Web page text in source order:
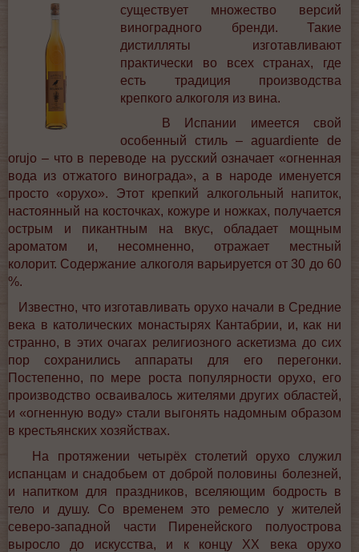
существует множество версий
виноградного бренди. Такие
дистилляты изготавливают
практически во всех странах, где
есть традиция производства
крепкого алкоголя из вина.
В Испании имеется свой
особенный стиль – aguardiente de
orujo – что в переводе на русский означает «огненная
вода из отжатого винограда», а в народе именуется
просто «орухо». Этот крепкий алкогольный напиток,
настоянный на косточках, кожуре и ножках, получается
острым и пикантным на вкус, обладает мощным
ароматом и, несомненно, отражает местный
колорит. Содержание алкоголя варьируется от 30 до 60
%.
Известно, что изготавливать орухо начали в Средние
века в католических монастырях Кантабрии, и, как ни
странно, в этих очагах религиозного аскетизма до сих
пор сохранились аппараты для его перегонки.
Постепенно, по мере роста популярности орухо, его
производство осваивалось жителями других областей,
и «огненную воду» стали выгонять надомным образом
в крестьянских хозяйствах.
На протяжении четырёх столетий орухо служил
испанцам и снадобьем от доброй половины болезней,
и напитком для праздников, вселяющим бодрость в
тело и душу. Со временем это ремесло у жителей
северо-западной части Пиренейского полуострова
выросло до искусства, и к концу XX века орухо